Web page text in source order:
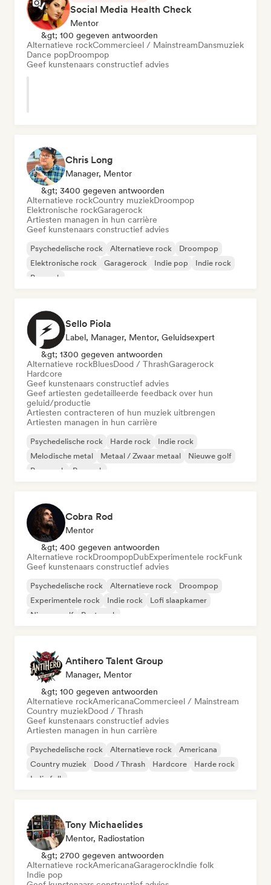
Social Media Health Check
Mentor
&gt; 100 gegeven antwoorden
Alternatieve rockCommercieel / MainstreamDansmuziek
Dance popDroompop
Geef kunstenaars constructief advies
Chris Long
Manager, Mentor
&gt; 3400 gegeven antwoorden
Alternatieve rockCountry muziekDroompop
Elektronische rockGaragerock
Artiesten managen in hun carrière
Geef kunstenaars constructief advies
Psychedelische rock Alternatieve rock
Droompop
Elektronische rock
Garagerock Indie pop
Indie rock
Poprock
Sello Piola
Label, Manager, Mentor, Geluidsexpert
&gt; 1300 gegeven antwoorden
Alternatieve rockBluesDood / ThrashGaragerock
Hardcore
Geef kunstenaars constructief advies
Geef artiesten gedetailleerde feedback over hun
geluid/productie
Artiesten contracteren of hun muziek uitbrengen
Artiesten managen in hun carrière
Psychedelische rock Harde rock
Indie rock
Melodische metal
Metaal / Zwaar metaal
Nieuwe golf
Pop-punk
Poprock
Cobra Rod
Mentor
&gt; 400 gegeven antwoorden
Alternatieve rockDroompopDubExperimentele rockFunk
Geef kunstenaars constructief advies
Psychedelische rock Alternatieve rock
Droompop
Experimentele rock
Indie rock
Lofi slaapkamer
Nieuwe golf
Post punk
Antihero Talent Group
Manager, Mentor
&gt; 100 gegeven antwoorden
Alternatieve rockAmericanaCommercieel / Mainstream
Country muziekDood / Thrash
Geef kunstenaars constructief advies
Artiesten managen in hun carrière
Psychedelische rock Alternatieve rock
Americana
Country muziek
Dood / Thrash Hardcore
Harde rock
Indie folk
Tony Michaelides
Mentor, Radiostation
&gt; 2700 gegeven antwoorden
Alternatieve rockAmericanaGaragerockIndie folk
Indie pop